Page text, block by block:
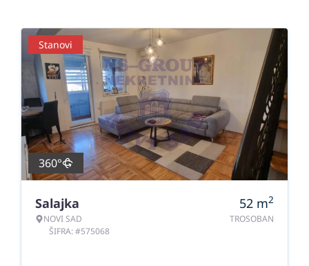
Stanovi
360°
Salajka
NOVI SAD
ŠIFRA: #575068
52 m2
TROSOBAN